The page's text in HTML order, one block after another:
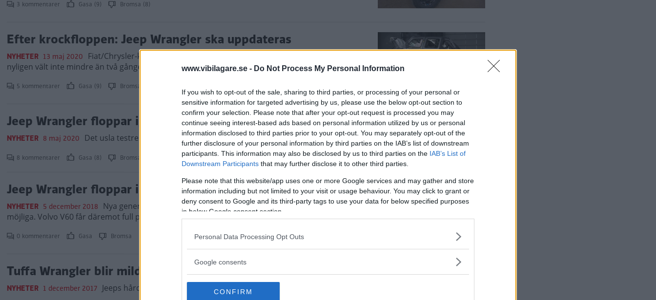
www.vibilagare.se - Do Not Process My Personal Information
If you wish to opt-out of the sale, sharing to third parties, or processing of your personal or
sensitive information for targeted advertising by us, please use the below opt-out section to
confirm your selection. Please note that after your opt-out request is processed you may
continue seeing interest-based ads based on personal information utilized by us or personal
information disclosed to third parties prior to your opt-out. You may separately opt-out of the
further disclosure of your personal information by third parties on the IAB’s list of downstream
participants. This information may also be disclosed by us to third parties on the IAB’s List of
Downstream Participants that may further disclose it to other third parties.
Please note that this website/app uses one or more Google services and may gather and store
information including but not limited to your visit or usage behaviour. You may click to grant or
deny consent to Google and its third-party tags to use your data for below specified purposes
in below Google consent section.
Personal Data Processing Opt Outs
Google consents
CONFIRM
3 kommentarer Gasa (9) Bromsa (8)
Efter krockfloppen: Jeep Wrangler ska uppdateras
NYHETER 13 maj 2020 Fiat/Chrysler-koncernen ska uppdatera terrängikonen Wrangler som
nyligen vält inte mindre än två gånger i krocktest.
5 kommentarer Gasa (9) Bromsa (10)
Jeep Wrangler floppar igen – välter i krocktest
NYHETER 8 maj 2020 Det usla testresultatet inträffade inte mindre än två gånger, när amerikanska IIHS skulle testa krockskyddet.
8 kommentarer Gasa (8) Bromsa (12)
Jeep Wrangler floppar i krocktest
NYHETER 5 december 2018 Nya generationen av terrängbilen tilldelas bara en stjärna av fem
möjliga. Volvo V60 får däremot full pott.
0 kommentarer Gasa Bromsa
Tuffa Wrangler blir mild hybrid
NYHETER 1 december 2017 Jeeps hårdhudade terrängbil utrustas med elektrifierad drivlina.